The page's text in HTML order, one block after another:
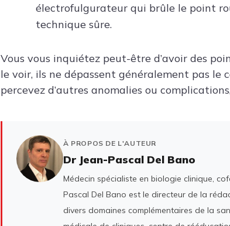
électrofulgurateur qui brûle le point
technique sûre.
Vous vous inquiétez peut-être d’avoir des
le voir, ils ne dépassent généralement pas le
percevez d’autres anomalies ou
À PROPOS DE L'AUTEUR
Dr Jean-Pascal Del Bano
Médecin spécialiste en biologie clinique,
Pascal Del Bano est le directeur de la
divers domaines complémentaires de la